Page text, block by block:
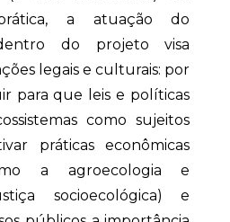
a atuação do
dentro do projeto visa
legais e culturais: por
para que leis e políticas
como sujeitos
práticas econômicas
a agroecologia e
socioecológica) e